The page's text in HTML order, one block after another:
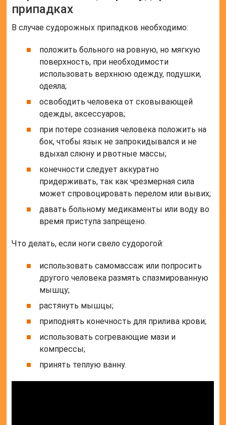
припадках
В случае судорожных припадков необходимо:
положить больного на ровную, но мягкую
поверхность, при необходимости
использовать верхнюю одежду, подушки,
одеяла;
освободить человека от сковывающей
одежды, аксессуаров;
при потере сознания человека положить на
бок, чтобы язык не запрокидывался и не
вдыхал слюну и рвотные массы;
конечности следует аккуратно
придерживать, так как чрезмерная сила
может спровоцировать перелом или вывих;
давать больному медикаменты или воду во
время приступа запрещено.
Что делать, если ноги свело судорогой:
использовать самомассаж или попросить
другого человека размять спазмированную
мышцу;
растянуть мышцы;
приподнять конечность для прилива крови;
использовать согревающие мази и
компрессы;
принять теплую ванну.